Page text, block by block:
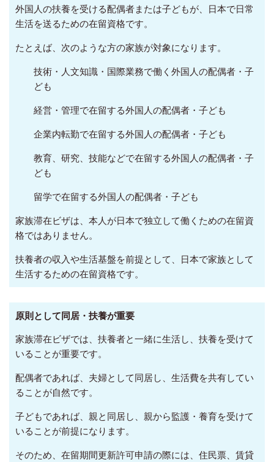
外国人の扶養を受ける配偶者または子どもが、日本で日常
生活を送るための在留資格です。
たとえば、次のような方の家族が対象になります。
技術・人文知識・国際業務で働く外国人の配偶者・子
ども
経営・管理で在留する外国人の配偶者・子ども
企業内転勤で在留する外国人の配偶者・子ども
教育、研究、技能などで在留する外国人の配偶者・子
ども
留学で在留する外国人の配偶者・子ども
家族滞在ビザは、本人が日本で独立して働くための在留資
格ではありません。
扶養者の収入や生活基盤を前提として、日本で家族として
生活するための在留資格です。
原則として同居・扶養が重要
家族滞在ビザでは、扶養者と一緒に生活し、扶養を受けて
いることが重要です。
配偶者であれば、夫婦として同居し、生活費を共有してい
ることが自然です。
子どもであれば、親と同居し、親から監護・養育を受けて
いることが前提になります。
そのため、在留期間更新許可申請の際には、住民票、賃貸